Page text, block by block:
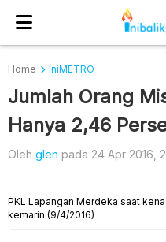
Home IniMETRO
Jumlah Orang
Hanya 2,46
Oleh glen pada 24 Apr 2016,
PKL Lapangan Merdeka saat
kemarin (9/4/2016)